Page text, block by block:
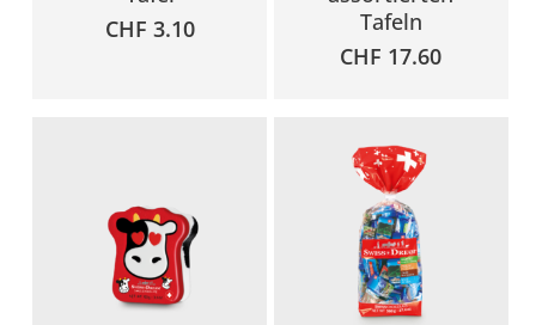
CHF 3.10
Tafeln
CHF 17.60